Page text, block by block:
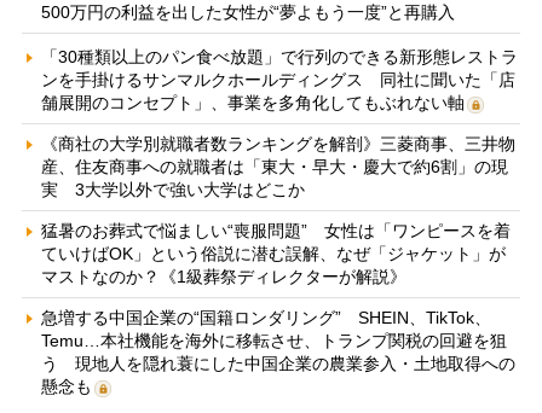
500万円の利益を出した女性が“夢よもう一度”と再購入
「30種類以上のパン食べ放題」で行列のできる新形態レストラ
ンを手掛けるサンマルクホールディングス 同社に聞いた「店
舗展開のコンセプト」、事業を多角化してもぶれない軸
《商社の大学別就職者数ランキングを解剖》三菱商事、三井物
産、住友商事への就職者は「東大・早大・慶大で約6割」の現
実 3大学以外で強い大学はどこか
猛暑のお葬式で悩ましい“喪服問題” 女性は「ワンピースを着
ていけばOK」という俗説に潜む誤解、なぜ「ジャケット」が
マストなのか？《1級葬祭ディレクターが解説》
急増する中国企業の“国籍ロンダリング” SHEIN、TikTok、
Temu…本社機能を海外に移転させ、トランプ関税の回避を狙
う 現地人を隠れ蓑にした中国企業の農業参入・土地取得への
懸念も